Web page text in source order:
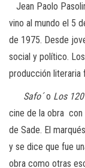
Jean Paolo
vino al mundo el 5
de 1975. Desde
social y político.
producción literaria
Safo´o Los
cine de la obra con
de Sade. El
y se dice que fue
obra como otras